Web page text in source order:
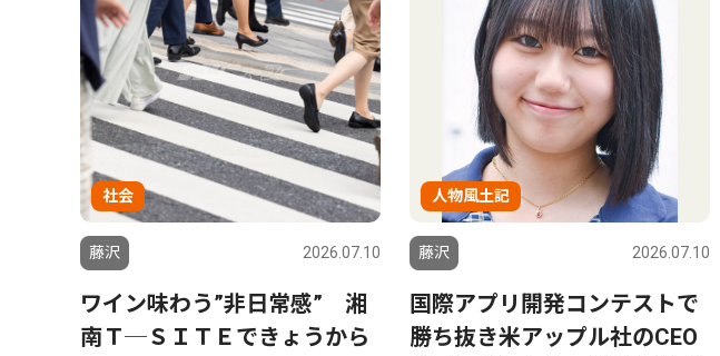
社会
藤沢 2026.07.10
ワイン味わう”非日常感” 湘
南Ｔ─ＳＩＴＥできょうから
人物風土記
藤沢 2026.07.10
国際アプリ開発コンテストで
勝ち抜き米アップル社のCEO